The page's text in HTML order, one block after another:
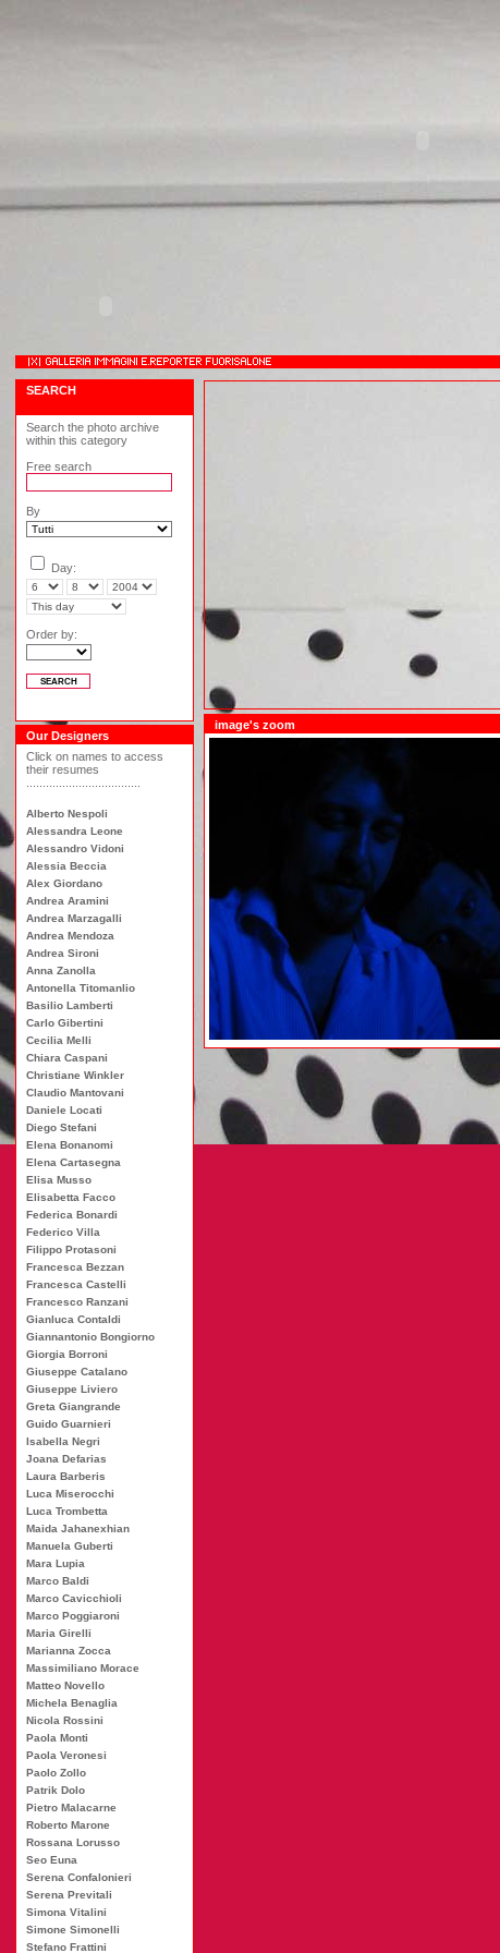
SEARCH
Search the photo archive
within this category
Free search
By
Day:
Order by:
Our Designers
Click on names to access
their resumes
Alberto Nespoli
Alessandra Leone
Alessandro Vidoni
Alessia Beccia
Alex Giordano
Andrea Aramini
Andrea Marzagalli
Andrea Mendoza
Andrea Sironi
Anna Zanolla
Antonella Titomanlio
Basilio Lamberti
Carlo Gibertini
Cecilia Melli
Chiara Caspani
Christiane Winkler
Claudio Mantovani
Daniele Locati
Diego Stefani
Elena Bonanomi
Elena Cartasegna
Elisa Musso
Elisabetta Facco
Federica Bonardi
Federico Villa
Filippo Protasoni
Francesca Bezzan
Francesca Castelli
Francesco Ranzani
Gianluca Contaldi
Giannantonio Bongiorno
Giorgia Borroni
Giuseppe Catalano
Giuseppe Liviero
Greta Giangrande
Guido Guarnieri
Isabella Negri
Joana Defarias
Laura Barberis
Luca Miserocchi
Luca Trombetta
Maida Jahanexhian
Manuela Guberti
Mara Lupia
Marco Baldi
Marco Cavicchioli
Marco Poggiaroni
Maria Girelli
Marianna Zocca
Massimiliano Morace
Matteo Novello
Michela Benaglia
Nicola Rossini
Paola Monti
Paola Veronesi
Paolo Zollo
Patrik Dolo
Pietro Malacarne
Roberto Marone
Rossana Lorusso
Seo Euna
Serena Confalonieri
Serena Previtali
Simona Vitalini
Simone Simonelli
Stefano Frattini